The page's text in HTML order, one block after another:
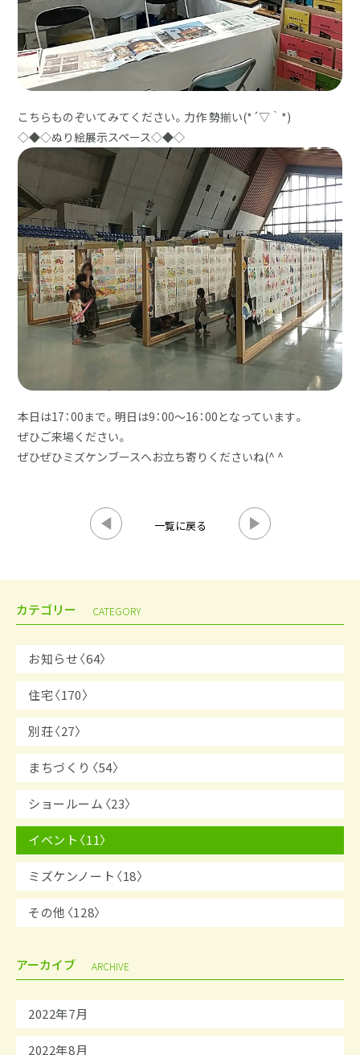
こちらものぞいてみてください。力作 勢揃い(*´▽｀*)
◇◆◇ぬり絵展示スペース◇◆◇
本日は17：00まで。明日は9：00～16：00となっています。
ぜひご来場ください。
ぜひぜひミズケンブースへお立ち寄りくださいね(^ ^
一覧に戻る
カテゴリー CATEGORY
お知らせ〈64〉
住宅〈170〉
別荘〈27〉
まちづくり〈54〉
ショールーム〈23〉
イベント〈11〉
ミズケンノート〈18〉
その他〈128〉
アーカイブ ARCHIVE
2022年7月
2022年8月